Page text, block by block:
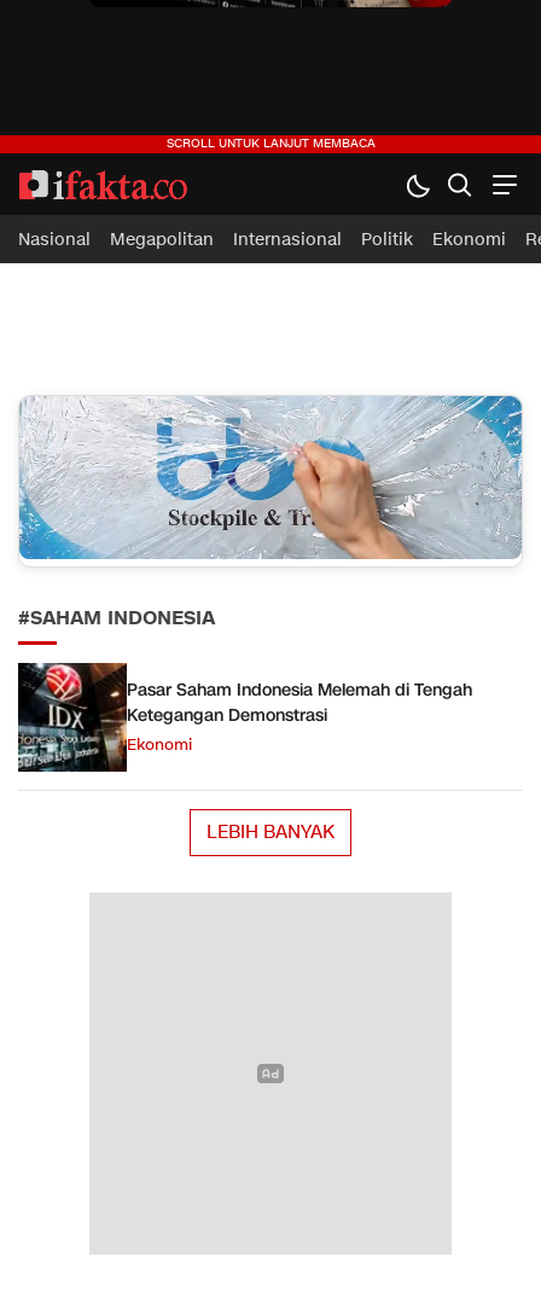
ifakta.co
#pastibenar
Nasional Megapolitan Internasional Politik Ekonomi
#SAHAM INDONESIA
Pasar Saham Indonesia Melemah di Tengah
Ketegangan Demonstrasi
Ekonomi
LEBIH BANYAK